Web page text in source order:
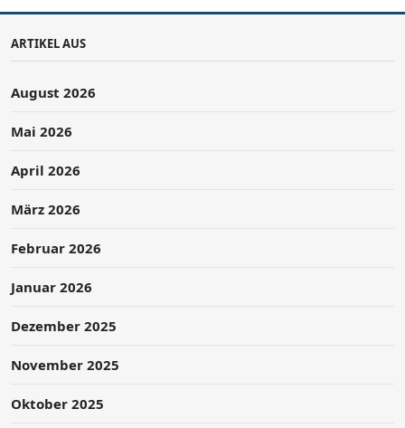
ARTIKEL AUS
August 2026
Mai 2026
April 2026
März 2026
Februar 2026
Januar 2026
Dezember 2025
November 2025
Oktober 2025